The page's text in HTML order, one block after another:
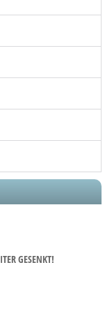
GESENKT!